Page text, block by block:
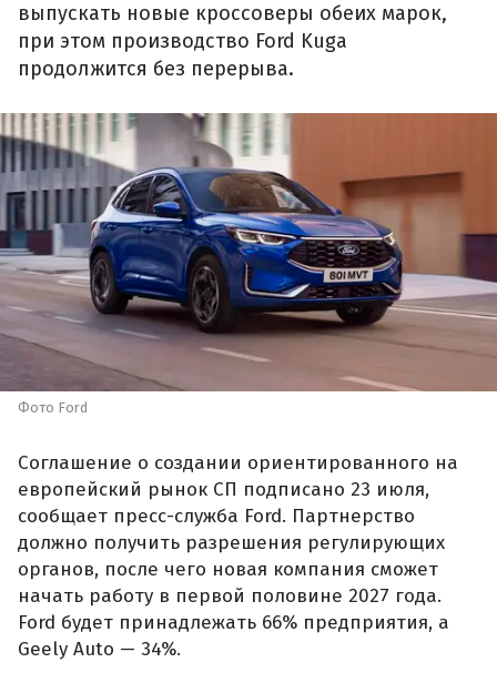
выпускать новые кроссоверы обеих марок,
при этом производство Ford Kuga
продолжится без перерыва.
Фото Ford
Соглашение о создании ориентированного на
европейский рынок СП подписано 23 июля,
сообщает пресс-служба Ford. Партнерство
должно получить разрешения регулирующих
органов, после чего новая компания сможет
начать работу в первой половине 2027 года.
Ford будет принадлежать 66% предприятия, а
Geely Auto — 34%.